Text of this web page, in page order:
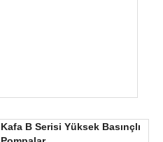
Kafa B Serisi Yüksek Basınçlı